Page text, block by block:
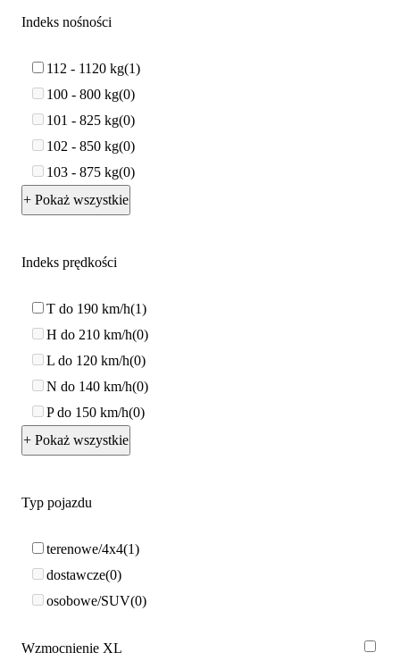
Indeks nośności
112 - 1120 kg 1
100 - 800 kg 0
101 - 825 kg 0
102 - 850 kg 0
103 - 875 kg 0
+ Pokaż wszystkie
Indeks prędkości
T do 190 km/h 1
H do 210 km/h 0
L do 120 km/h 0
N do 140 km/h 0
P do 150 km/h 0
+ Pokaż wszystkie
Typ pojazdu
terenowe/4x4 1
dostawcze 0
osobowe/SUV 0
Wzmocnienie XL